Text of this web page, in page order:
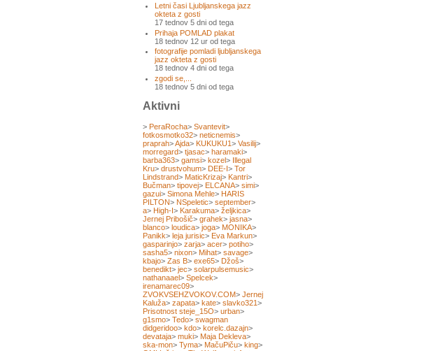
Letni časi Ljubljanskega jazz
okteta z gosti
17 tednov 5 dni od tega
Prihaja POMLAD plakat
18 tednov 12 ur od tega
fotografije pomladi ljubljanskega
jazz okteta z gosti
18 tednov 4 dni od tega
zgodi se,...
18 tednov 5 dni od tega
Aktivni
> PeraRocha> Svantevit>
fotkosmotko32> neticnemis>
praprah>Ajda> KUKUKU1> Vasilij>
morregard> tjasac> haramaki>
barba363> gamsi> kozel> Illegal
Kru> drustvohum> DEE-I> Tor
Lindstrand> MaticKrizaj> Kantri>
Bučman> tipovej> ELCANA> simi>
gazui> Simona Mehle> HARIS
PILTON> NSpeletic> september>
a> High-I> Karakuma> željkica>
Jernej Pribošič> grahek> jasna>
blanco> loudica> joga> MONIKA>
Panikk> leja jurisic> Eva Markun>
gasparinjo> zarja> acer> potiho>
sasha5> nixon> Mihat> savage>
kbajo> Zas B> exe65> Džoš>
benedikt> jec> solarpulsemusic>
nathanaael> Spelcek>
irenamarec09>
ZVOKVSEHZVOKOV.COM> Jernej
Kaluža> zapata> kate> slavko321>
Prisotnost steje_15O> urban>
g1smo> Tedo> swagman
didgeridoo> kdo> korelc.dazajn>
devataja> muki> Maja Dekleva>
ska-mon> Tyma> MačuPiču> king>